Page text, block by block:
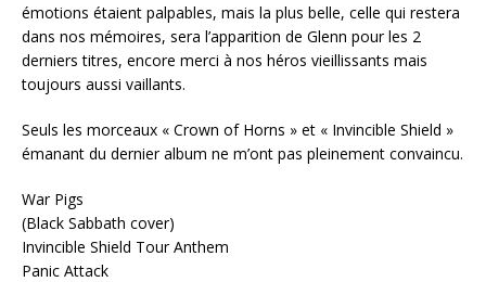
émotions étaient palpables, mais la plus belle, celle qui restera
dans nos mémoires, sera l’apparition de Glenn pour les 2
derniers titres, encore merci à nos héros vieillissants mais
toujours aussi vaillants.
Seuls les morceaux « Crown of Horns » et « Invincible Shield »
émanant du dernier album ne m’ont pas pleinement convaincu.
War Pigs
(Black Sabbath cover)
Invincible Shield Tour Anthem
Panic Attack